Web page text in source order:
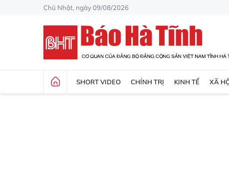
Chủ Nhật, ngày 09/08/2026
SHORT VIDEO CHÍNH TRỊ KINH TẾ XÃ